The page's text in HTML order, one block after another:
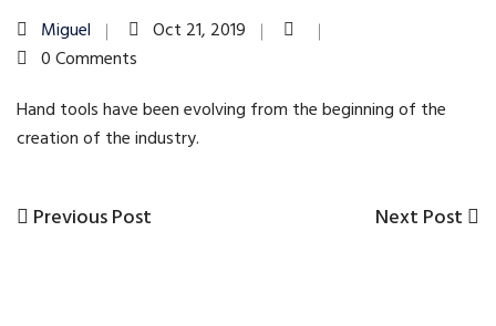
Miguel
Oct 21, 2019
0 Comments
Hand tools have been evolving from the beginning of the
creation of the industry.
Navegación
Previous
Previous Post
Next
Next Post